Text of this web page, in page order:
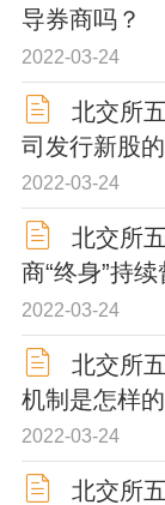
导券商吗？
2022-03-24
北交所
司发行新股
2022-03-24
北交所
商“终身”持
2022-03-24
北交所
机制是怎样的
2022-03-24
北交所